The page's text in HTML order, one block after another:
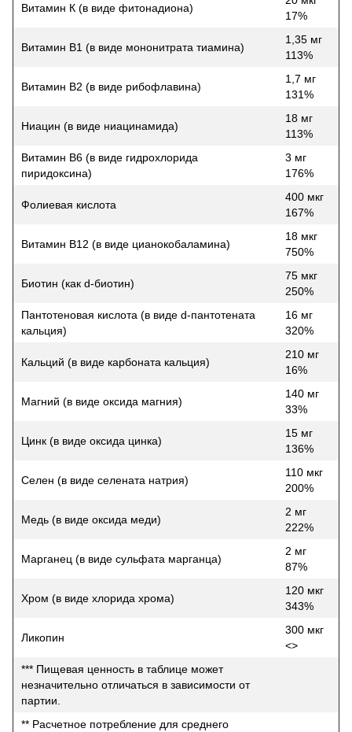
Витамин К (в виде фитонадиона)
17%
Витамин B1 (в виде мононитрата тиамина)
1,35 мг
113%
Витамин B2 (в виде рибофлавина)
1,7 мг
131%
Ниацин (в виде ниацинамида)
18 мг
113%
Витамин B6 (в виде гидрохлорида
пиридоксина)
3 мг
176%
Фолиевая кислота
400 мкг
167%
Витамин B12 (в виде цианокобаламина)
18 мкг
750%
Биотин (как d-биотин)
75 мкг
250%
Пантотеновая кислота (в виде d-пантотената
кальция)
16 мг
320%
Кальций (в виде карбоната кальция)
210 мг
16%
Магний (в виде оксида магния)
140 мг
33%
Цинк (в виде оксида цинка)
15 мг
136%
Селен (в виде селената натрия)
110 мкг
200%
Медь (в виде оксида меди)
2 мг
222%
Марганец (в виде сульфата марганца)
2 мг
87%
Хром (в виде хлорида хрома)
120 мкг
343%
Ликопин
300 мкг
<>
*** Пищевая ценность в таблице может
незначительно отличаться в зависимости от
партии.
** Расчетное потребление для среднего